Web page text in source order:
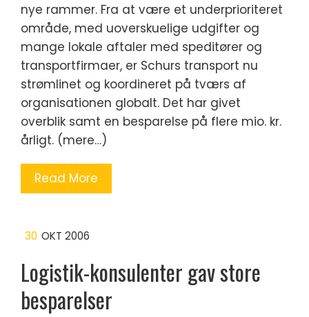
nye rammer. Fra at være et underprioriteret
område, med uoverskuelige udgifter og
mange lokale aftaler med speditører og
transportfirmaer, er Schurs transport nu
strømlinet og koordineret på tværs af
organisationen globalt. Det har givet
overblik samt en besparelse på flere mio. kr.
årligt. (mere…)
Read More
30 OKT 2006
Logistik-konsulenter gav store
besparelser